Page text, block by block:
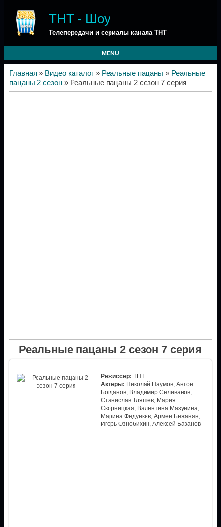
ТНТ - Шоу
Телепередачи и сериалы канала ТНТ
MENU
Главная » Видео каталог» Реальные пацаны » Реальные
пацаны 2 сезон» Реальные пацаны 2 сезон 7 серия
Реальные пацаны 2 сезон 7 серия
Режиссер: ТНТ
Актеры: Николай Наумов, Антон
Богданов, Владимир Селиванов,
Станислав Тляшев, Мария
Скорницкая, Валентина Мазунина,
Марина Федункив, Армен Бежанян,
Игорь Ознобихин, Алексей Базанов